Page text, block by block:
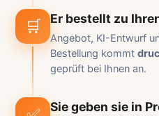
🛒 Er bestellt zu
Angebot, KI-Entwurf
Bestellung kommt
geprüft bei Ihnen an.
Sie geben sie in